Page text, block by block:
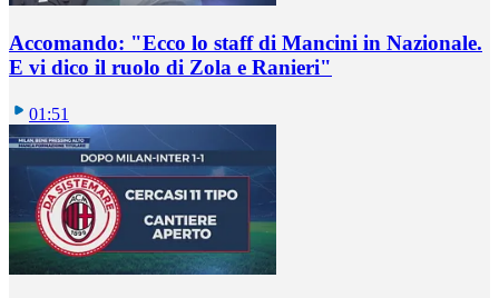
Accomando: "Ecco lo staff di Mancini in Nazionale.
E vi dico il ruolo di Zola e Ranieri"
01:51